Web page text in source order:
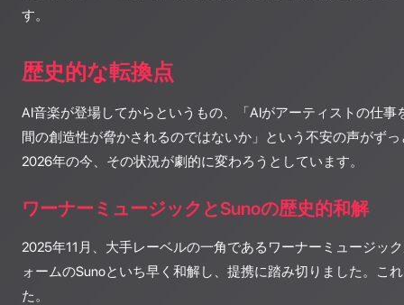
す。
歴史的な転換点
AI音楽が登場してからというもの、「AIがアーティストの仕事
間の創造性が脅かされるのではないか」という不安の声がず
2026年の今、その状況が劇的に変わろうとしています。
ワーナーミュージックとSunoの歴史的和解
2025年11月、大手レーベルの一角であるワーナーミュージッ
ォームのSunoといち早く和解し、提携に踏み切りました。こ
た。